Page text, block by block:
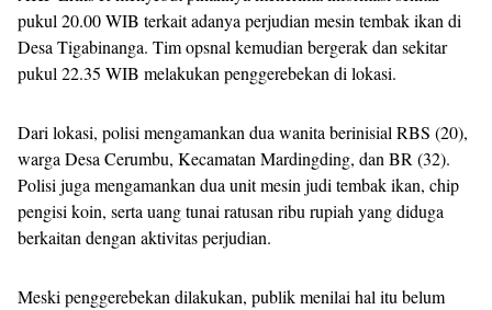
pukul 20.00 WIB terkait adanya perjudian mesin tembak ikan di
Desa Tigabinanga. Tim opsnal kemudian bergerak dan sekitar
pukul 22.35 WIB melakukan penggerebekan di lokasi.
Dari lokasi, polisi mengamankan dua wanita berinisial RBS (20),
warga Desa Cerumbu, Kecamatan Mardingding, dan BR (32).
Polisi juga mengamankan dua unit mesin judi tembak ikan, chip
pengisi koin, serta uang tunai ratusan ribu rupiah yang diduga
berkaitan dengan aktivitas perjudian.
Meski penggerebekan dilakukan, publik menilai hal itu belum